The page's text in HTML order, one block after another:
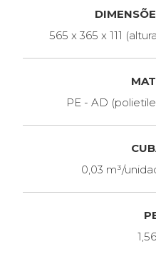
565 x 365 x 111
PE - AD
0,03 m³/